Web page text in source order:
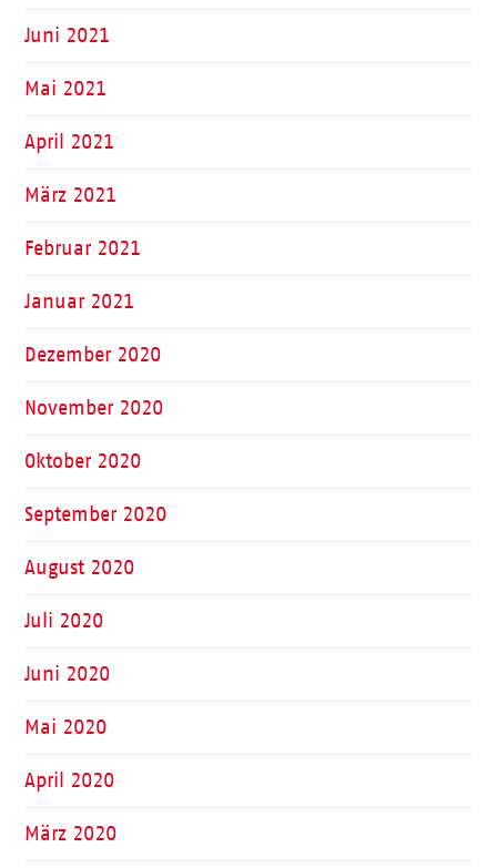
Juni 2021
Mai 2021
April 2021
März 2021
Februar 2021
Januar 2021
Dezember 2020
November 2020
Oktober 2020
September 2020
August 2020
Juli 2020
Juni 2020
Mai 2020
April 2020
März 2020